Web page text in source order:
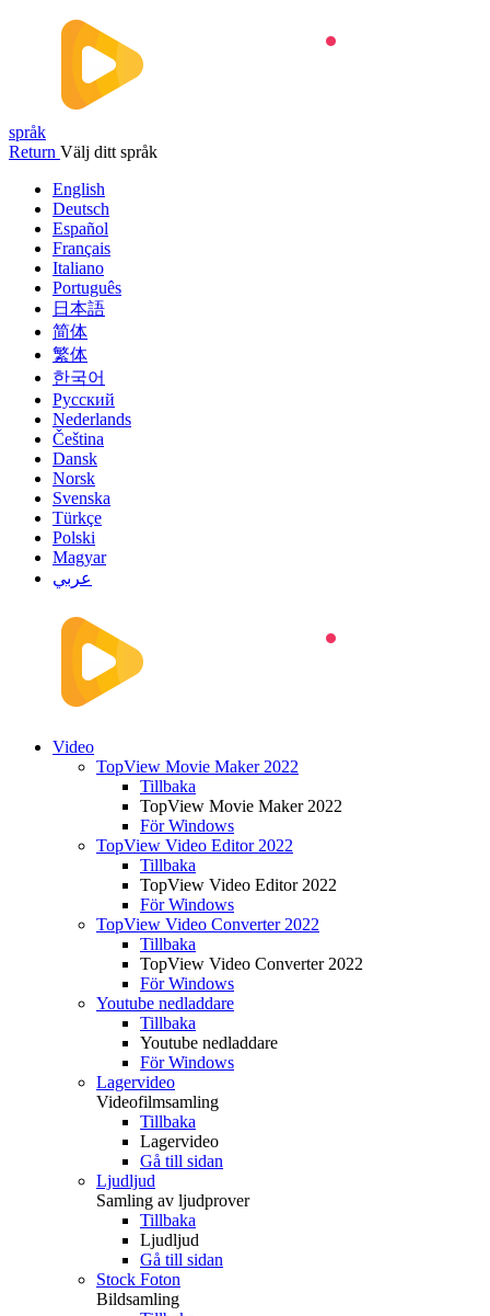
språk
Return Välj ditt språk
English
Deutsch
Español
Français
Italiano
Português
日本語
简体
繁体
한국어
Русский
Nederlands
Čeština
Dansk
Norsk
Svenska
Türkçe
Polski
Magyar
عربي
Video
TopView Movie Maker 2022
Tillbaka
TopView Movie Maker 2022
För Windows
TopView Video Editor 2022
Tillbaka
TopView Video Editor 2022
För Windows
TopView Video Converter 2022
Tillbaka
TopView Video Converter 2022
För Windows
Youtube nedladdare
Tillbaka
Youtube nedladdare
För Windows
Lagervideo
Videofilmsamling
Tillbaka
Lagervideo
Gå till sidan
Ljudljud
Samling av ljudprover
Tillbaka
Ljudljud
Gå till sidan
Stock Foton
Bildsamling